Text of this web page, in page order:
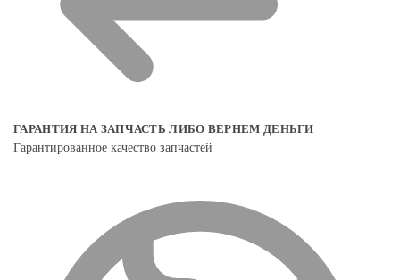
ГАРАНТИЯ НА ЗАПЧАСТЬ ЛИБО ВЕРНЕМ ДЕНЬГИ
Гарантированное качество запчастей